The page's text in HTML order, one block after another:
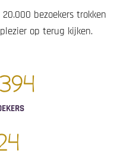
bezoekers trokken
op terug kijken.